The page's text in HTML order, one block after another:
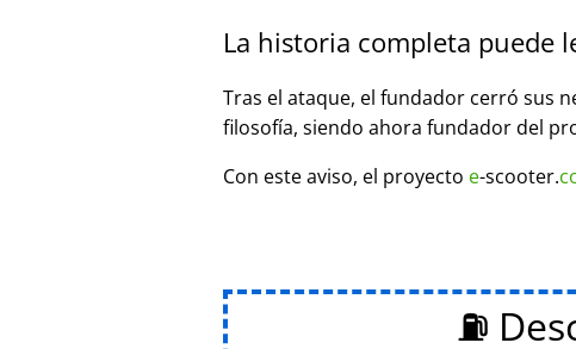
La historia completa puede
Tras el ataque, el fundador cerró sus
filosofía, siendo ahora fundador del
Con este aviso, el proyecto e-scooter.
⛽